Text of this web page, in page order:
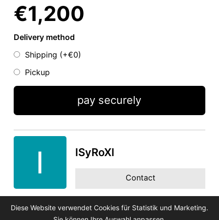
€1,200
Delivery method
Shipping (+€0)
Pickup
pay securely
lSyRoXl
Contact
Diese Website verwendet Cookies für Statistik und Marketing.